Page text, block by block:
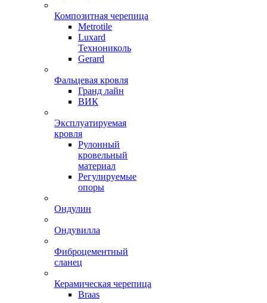
Композитная черепица
Metrotile
Luxard
Технониколь
Gerard
Фальцевая кровля
Гранд лайн
ВИК
Эксплуатируемая
кровля
Рулонный
кровельный
материал
Регулируемые
опоры
Ондулин
Ондувилла
Фиброцементный
сланец
Керамическая черепица
Braas